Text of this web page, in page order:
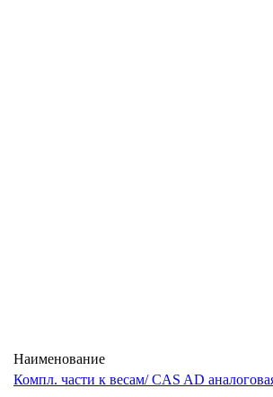
Наименование
Компл. части к весам/ CAS AD